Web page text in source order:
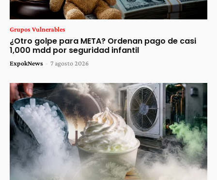
Grupos Vulnerables
¿Otro golpe para META? Ordenan pago de casi
1,000 mdd por seguridad infantil
ExpokNews - 7 agosto 2026